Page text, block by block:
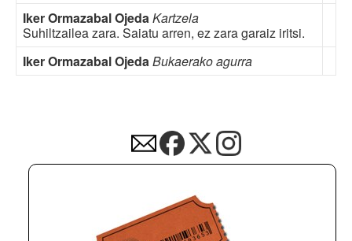
Iker Ormazabal OjedaKartzela
Suhiltzailea zara. Saiatu arren, ez zara garaiz iritsi.
Iker Ormazabal OjedaBukaerako agurra